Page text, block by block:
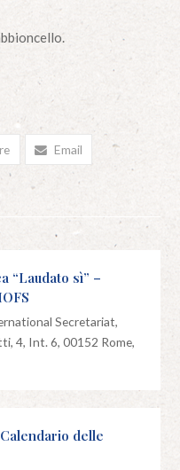
Email
“Laudato sì” –
Secretariat,
4, Int. 6, 00152 Rome,
delle